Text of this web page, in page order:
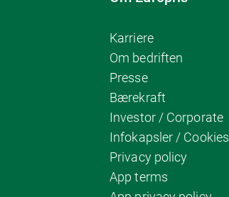
Karriere
Om bedriften
Presse
Bærekraft
Investor / Corporate
Infokapsler / Cookies
Privacy policy
App terms